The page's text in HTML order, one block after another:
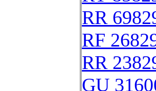
RR
RF
RR
GU